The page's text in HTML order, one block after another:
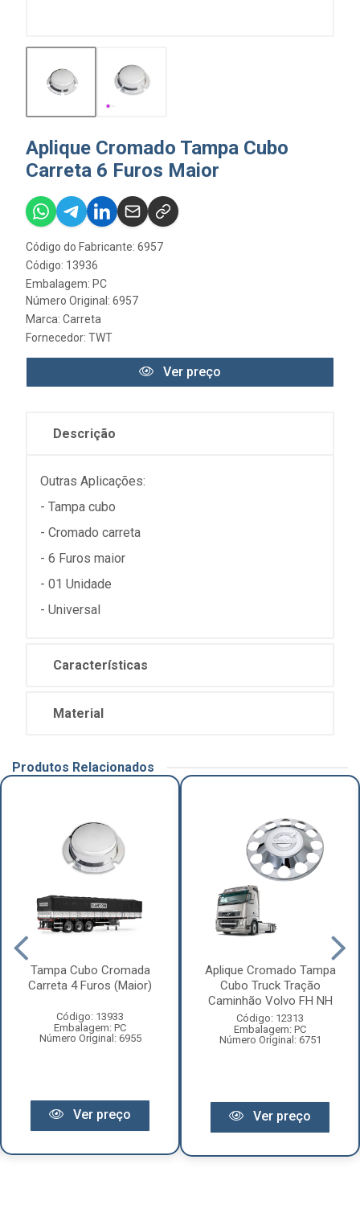
Aplique Cromado Tampa Cubo
Carreta 6 Furos Maior
Código do Fabricante: 6957
Código: 13936
Embalagem: PC
Número Original: 6957
Marca: Carreta
Fornecedor: TWT
Ver preço
Descrição
Outras Aplicações:
- Tampa cubo
- Cromado carreta
- 6 Furos maior
- 01 Unidade
- Universal
Características
Material
Produtos Relacionados
Tampa Cubo Cromada
Carreta 4 Furos (Maior)
Código: 13933
Embalagem: PC
Número Original: 6955
Ver preço
Aplique Cromado Tampa
Cubo Truck Tração
Caminhão Volvo FH NH
Código: 12313
Embalagem: PC
Número Original: 6751
Ver preço